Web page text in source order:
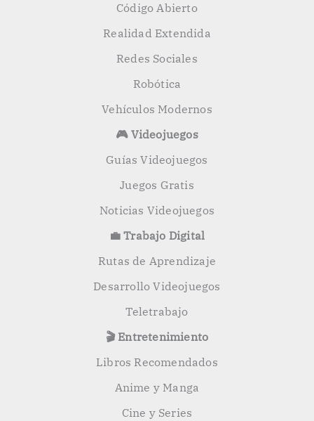
Código Abierto
Realidad Extendida
Redes Sociales
Robótica
Vehículos Modernos
🎮 Videojuegos
Guías Videojuegos
Juegos Gratis
Noticias Videojuegos
💼 Trabajo Digital
Rutas de Aprendizaje
Desarrollo Videojuegos
Teletrabajo
🎬 Entretenimiento
Libros Recomendados
Anime y Manga
Cine y Series